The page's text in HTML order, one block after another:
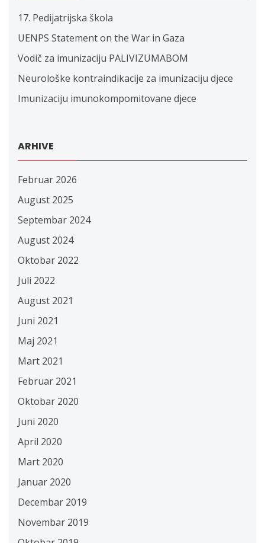
17. Pedijatrijska škola
UENPS Statement on the War in Gaza
Vodič za imunizaciju PALIVIZUMABOM
Neurološke kontraindikacije za imunizaciju djece
Imunizaciju imunokompomitovane djece
ARHIVE
Februar 2026
August 2025
Septembar 2024
August 2024
Oktobar 2022
Juli 2022
August 2021
Juni 2021
Maj 2021
Mart 2021
Februar 2021
Oktobar 2020
Juni 2020
April 2020
Mart 2020
Januar 2020
Decembar 2019
Novembar 2019